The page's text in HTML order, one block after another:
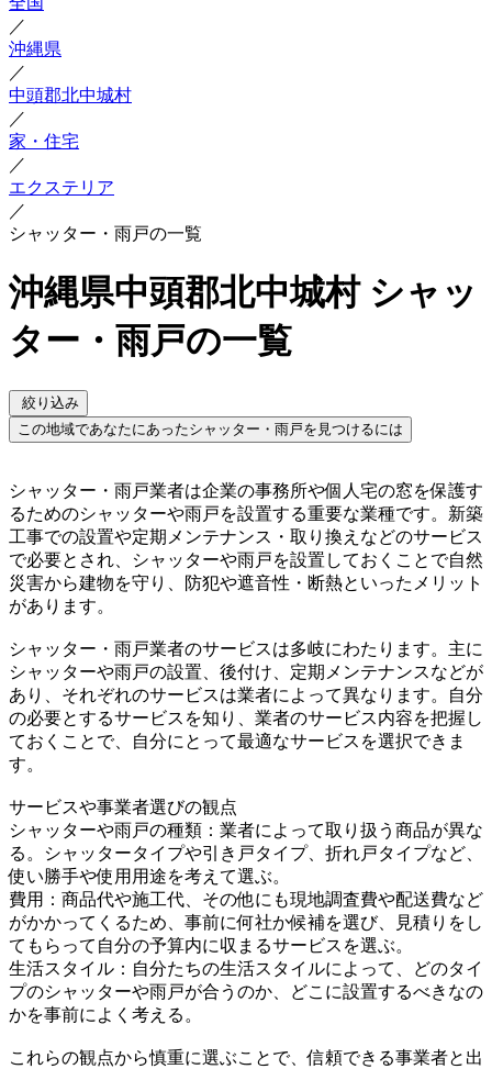
／
沖縄県
／
中頭郡北中城村
／
家・住宅
／
エクステリア
／
シャッター・雨戸の一覧
沖縄県中頭郡北中城村 シャッ
ター・雨戸の一覧
絞り込み
この地域であなたにあったシャッター・雨戸を見つけるには
シャッター・雨戸業者は企業の事務所や個人宅の窓を保護す
るためのシャッターや雨戸を設置する重要な業種です。新築
工事での設置や定期メンテナンス・取り換えなどのサービス
で必要とされ、シャッターや雨戸を設置しておくことで自然
災害から建物を守り、防犯や遮音性・断熱といったメリット
があります。
シャッター・雨戸業者のサービスは多岐にわたります。主に
シャッターや雨戸の設置、後付け、定期メンテナンスなどが
あり、それぞれのサービスは業者によって異なります。自分
の必要とするサービスを知り、業者のサービス内容を把握し
ておくことで、自分にとって最適なサービスを選択できま
す。
サービスや事業者選びの観点
シャッターや雨戸の種類：業者によって取り扱う商品が異な
る。シャッタータイプや引き戸タイプ、折れ戸タイプなど、
使い勝手や使用用途を考えて選ぶ。
費用：商品代や施工代、その他にも現地調査費や配送費など
がかかってくるため、事前に何社か候補を選び、見積りをし
てもらって自分の予算内に収まるサービスを選ぶ。
生活スタイル：自分たちの生活スタイルによって、どのタイ
プのシャッターや雨戸が合うのか、どこに設置するべきなの
かを事前によく考える。
これらの観点から慎重に選ぶことで、信頼できる事業者と出